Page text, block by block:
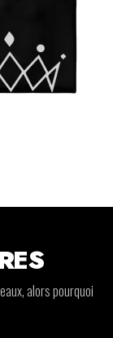
alors pourquoi